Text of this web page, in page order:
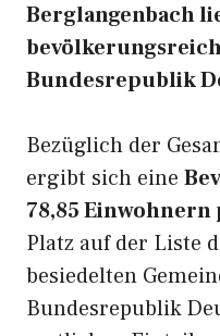
Berglangenbach
Bundesrepublik
Bezüglich der
ergibt sich eine
78,85 Einwohnern
Platz auf der Liste
besiedelten
Bundesrepublik